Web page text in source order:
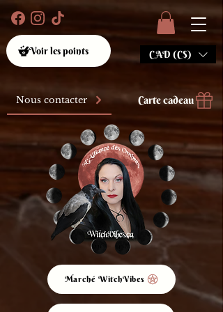
CAD (C$)
Nous contacter
Voir les points
Carte cadeau
Marché WitchVibes